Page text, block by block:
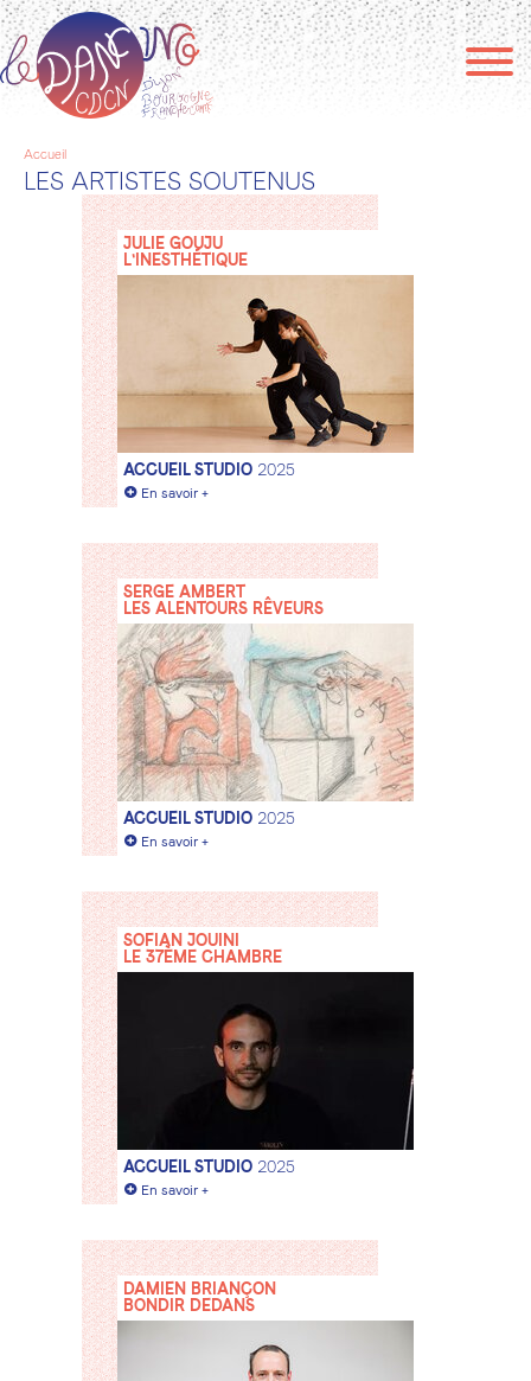
Aller
au
contenu
principal
Fil
d'Ariane
Accueil
LES ARTISTES SOUTENUS
JULIE GOUJU
L'INESTHÉTIQUE
ACCUEIL STUDIO 2025
+ En savoir +
SERGE AMBERT
LES ALENTOURS RÊVEURS
ACCUEIL STUDIO 2025
+ En savoir +
SOFIAN JOUINI
LE 37ÈME CHAMBRE
ACCUEIL STUDIO 2025
+ En savoir +
DAMIEN BRIANÇON
BONDIR DEDANS